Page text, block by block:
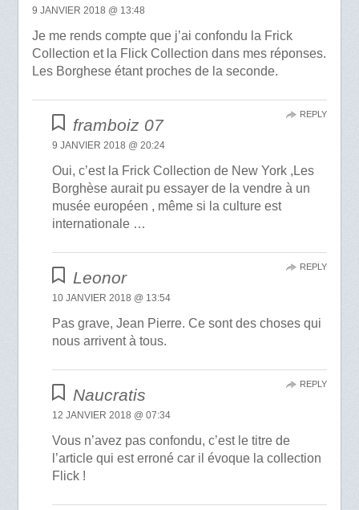
9 JANVIER 2018 @ 13:48
Je me rends compte que j’ai confondu la Frick
Collection et la Flick Collection dans mes réponses.
Les Borghese étant proches de la seconde.
framboiz 07
9 JANVIER 2018 @ 20:24
Oui, c’est la Frick Collection de New York ,Les
Borghèse aurait pu essayer de la vendre à un
musée européen , même si la culture est
internationale …
REPLY
Leonor
10 JANVIER 2018 @ 13:54
Pas grave, Jean Pierre. Ce sont des choses qui
nous arrivent à tous.
REPLY
Naucratis
12 JANVIER 2018 @ 07:34
Vous n’avez pas confondu, c’est le titre de
l’article qui est erroné car il évoque la collection
Flick !
REPLY